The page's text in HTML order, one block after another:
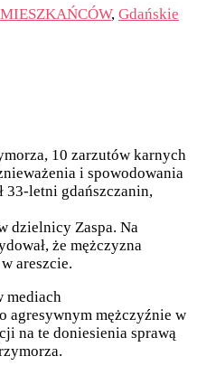
, Gdańskie
10 zarzutów karnych
i spowodowania
33-letni gdańszczanin,
dzielnicy Zaspa. Na
że mężczyzna
areszcie.
mediach
agresywnym mężczyźnie w
na te doniesienia sprawą